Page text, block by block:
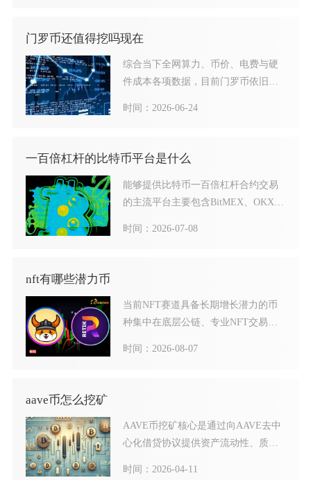
门罗币还值得挖吗现在
综合当下全网算力、币价、电费与硬
件成本各项数据，目前门罗币依旧具
时间：2026-06-24
一百倍杠杆的比特币平台是什么
能够提供比特币一百倍杠杆合约交易
的主流平台主要包含BitMEX、OKX、
时间：2026-07-08
nft有哪些潜力币
当前NFT赛道具备长期增长潜力的币
种集中在底层公链、专业NFT交易平
时间：2026-08-07
aave币怎么挖矿
AAVE币挖矿核心是通过向AAVE去中
心化借贷协议提供资产流动性、质押
时间：2026-04-11